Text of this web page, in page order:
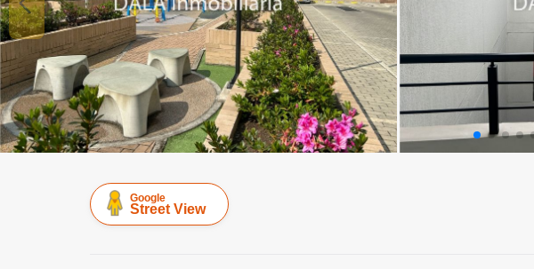
Google
Street View